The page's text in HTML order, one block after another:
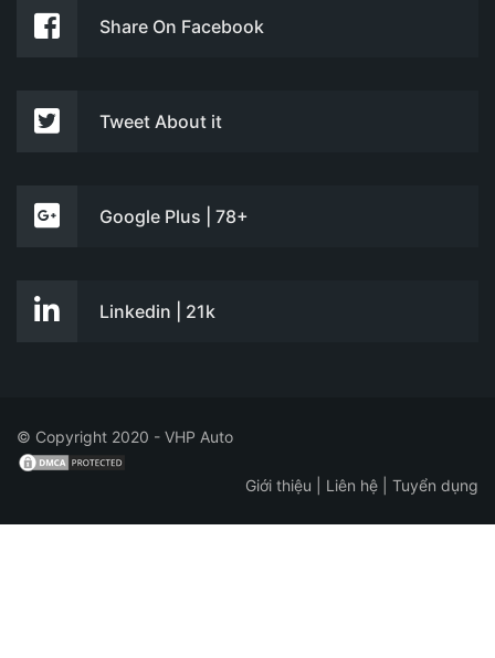
Share On Facebook
Tweet About it
Google Plus | 78+
Linkedin | 21k
© Copyright 2020 - VHP Auto
Giới thiệu Liên hệ Tuyển dụng